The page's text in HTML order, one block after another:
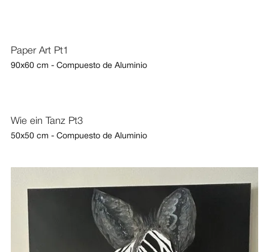
Paper Art Pt1
90x60 cm - Compuesto de Aluminio
Wie ein Tanz Pt3
50x50 cm - Compuesto de Aluminio